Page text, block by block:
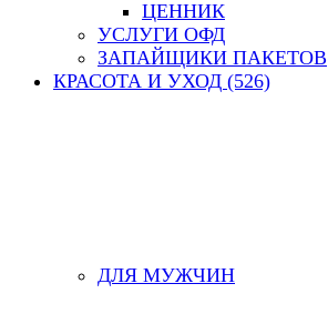
ЦЕННИК
УСЛУГИ ОФД
ЗАПАЙЩИКИ ПАКЕТОВ
КРАСОТА И УХОД (526)
ДЛЯ МУЖЧИН